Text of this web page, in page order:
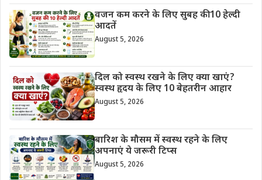
वजन कम करने के लिए सुबह की 10 हेल्दी
आदतें
August 5, 2026
दिल को स्वस्थ रखने के लिए क्या खाएं?
स्वस्थ हृदय के लिए 10 बेहतरीन आहार
August 5, 2026
बारिश के मौसम में स्वस्थ रहने के लिए
अपनाएं ये जरूरी टिप्स
August 5, 2026